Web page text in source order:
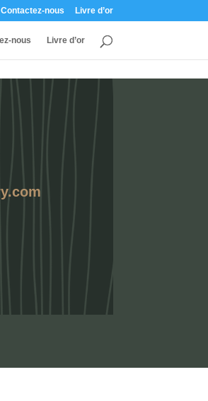
Contactez-nous Livre d’or
nous Livre d’or